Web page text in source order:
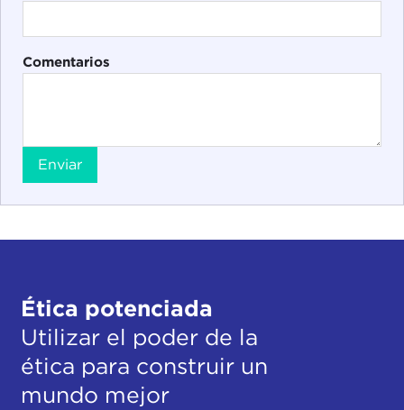
Comentarios
Enviar
Ética potenciada
Utilizar el poder de la
ética para construir un
mundo mejor